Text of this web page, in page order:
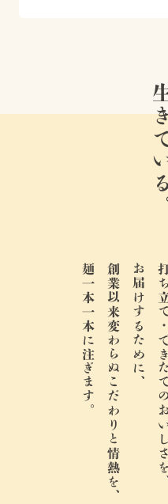
生き
打ち立て・で
お届けするために、
創業以来変わらぬこだわりと情熱を、
麺一本一本に注ぎます。